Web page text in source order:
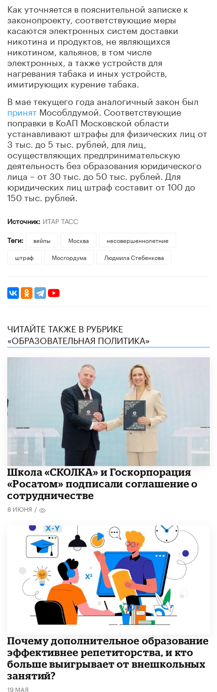
Как уточняется в пояснительной записке к
законопроекту, соответствующие меры
касаются электронных систем доставки
никотина и продуктов, не являющихся
никотином, кальянов, в том числе
электронных, а также устройств для
нагревания табака и иных устройств,
имитирующих курение табака.
В мае текущего года аналогичный закон был
принят Мособлдумой. Соответствующие
поправки в КоАП Московской области
устанавливают штрафы для физических лиц от
3 тыс. до 5 тыс. рублей, для лиц,
осуществляющих предпринимательскую
деятельность без образования юридического
лица – от 30 тыс. до 50 тыс. рублей. Для
юридических лиц штраф составит от 100 до
150 тыс. рублей.
Источник: ИТАР ТАСС
Теги:
вейпы Москва
несовершеннолетние
штраф
Мосгордума Людмила Стебенкова
ЧИТАЙТЕ ТАКЖЕ В РУБРИКЕ
«ОБРАЗОВАТЕЛЬНАЯ ПОЛИТИКА»
Школа «СКОЛКА» и Госкорпорация
«Росатом» подписали соглашение о
сотрудничестве
8 ИЮНЯ /
​Почему дополнительное образование
эффективнее репетиторства, и кто
больше выигрывает от внешкольных
занятий?
19 МАЯ